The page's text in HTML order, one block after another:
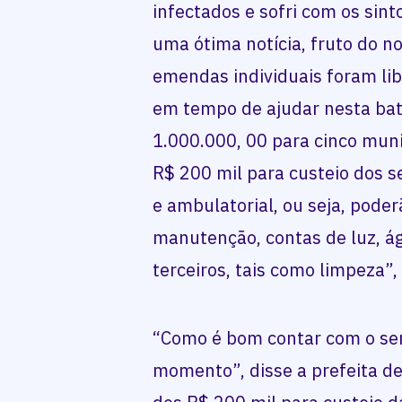
infectados e sofri com os
uma ótima notícia, fruto do
emendas individuais foram
em tempo de ajudar nesta
1.000.000, 00 para cinco
R$ 200 mil para custeio dos
e ambulatorial, ou seja,
manutenção, contas de luz,
terceiros, tais como
“Como é bom contar com o
momento”, disse a prefeita